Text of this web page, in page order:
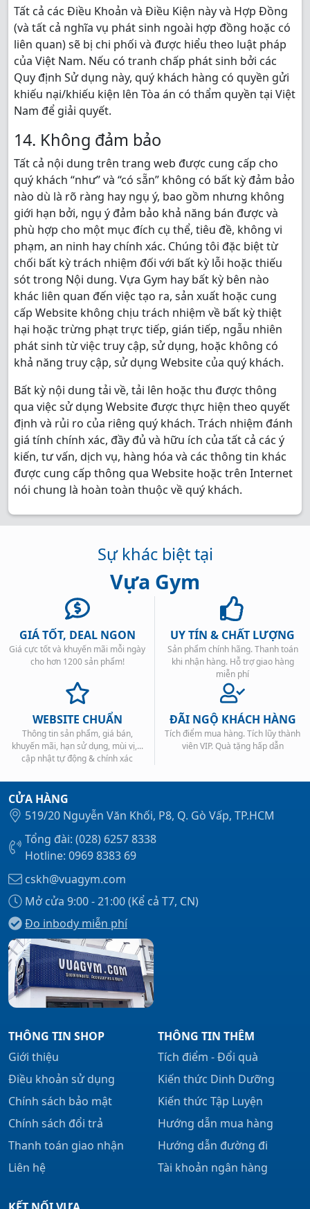
Tất cả các Điều Khoản và Điều Kiện này và Hợp Đồng
(và tất cả nghĩa vụ phát sinh ngoài hợp đồng hoặc có
liên quan) sẽ bị chi phối và được hiểu theo luật pháp
của Việt Nam. Nếu có tranh chấp phát sinh bởi các
Quy định Sử dụng này, quý khách hàng có quyền gửi
khiếu nại/khiếu kiện lên Tòa án có thẩm quyền tại Việt
Nam để giải quyết.
14. Không đảm bảo
Tất cả nội dung trên trang web được cung cấp cho
quý khách “như” và “có sẵn” không có bất kỳ đảm bảo
nào dù là rõ ràng hay ngụ ý, bao gồm nhưng không
giới hạn bởi, ngụ ý đảm bảo khả năng bán được và
phù hợp cho một mục đích cụ thể, tiêu đề, không vi
phạm, an ninh hay chính xác. Chúng tôi đặc biệt từ
chối bất kỳ trách nhiệm đối với bất kỳ lỗi hoặc thiếu
sót trong Nội dung. Vựa Gym hay bất kỳ bên nào
khác liên quan đến việc tạo ra, sản xuất hoặc cung
cấp Website không chịu trách nhiệm về bất kỳ thiệt
hại hoặc trừng phạt trực tiếp, gián tiếp, ngẫu nhiên
phát sinh từ việc truy cập, sử dụng, hoặc không có
khả năng truy cập, sử dụng Website của quý khách.
Bất kỳ nội dung tải về, tải lên hoặc thu được thông
qua việc sử dụng Website được thực hiện theo quyết
định và rủi ro của riêng quý khách. Trách nhiệm đánh
giá tính chính xác, đầy đủ và hữu ích của tất cả các ý
kiến, tư vấn, dịch vụ, hàng hóa và các thông tin khác
được cung cấp thông qua Website hoặc trên Internet
nói chung là hoàn toàn thuộc về quý khách.
Sự khác biệt tại
Vựa Gym
GIÁ TỐT, DEAL NGON
Giá cực tốt và khuyến mãi mỗi ngày
cho hơn 1200 sản phẩm!
UY TÍN & CHẤT LƯỢNG
Sản phẩm chính hãng. Thanh toán
khi nhận hàng. Hỗ trợ giao hàng
miễn phí
WEBSITE CHUẨN
Thông tin sản phẩm, giá bán,
khuyến mãi, hạn sử dụng, mùi vị,...
cập nhật tự động & chính xác
ĐÃI NGỘ KHÁCH HÀNG
Tích điểm mua hàng. Tích lũy thành
viên VIP. Quà tặng hấp dẫn
CỬA HÀNG
519/20 Nguyễn Văn Khối, P8, Q. Gò Vấp, TP.HCM
Tổng đài: (028) 6257 8338
Hotline: 0969 8383 69
cskh@vuagym.com
Mở cửa 9:00 - 21:00 (Kể cả T7, CN)
Đo inbody miễn phí
THÔNG TIN SHOP
Giới thiệu
Điều khoản sử dụng
Chính sách bảo mật
Chính sách đổi trả
Thanh toán giao nhận
Liên hệ
THÔNG TIN THÊM
Tích điểm - Đổi quà
Kiến thức Dinh Dưỡng
Kiến thức Tập Luyện
Hướng dẫn mua hàng
Hướng dẫn đường đi
Tài khoản ngân hàng